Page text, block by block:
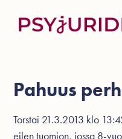
Pahuus
Torstai 21.3.2013 klo
eilen tuomion, jossa 8-